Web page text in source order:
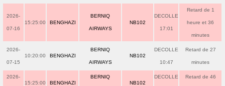
2026-
07-16
15:25:00 BENGHAZI
BERNIQ
AIRWAYS
NB102
DECOLLE
17:01
Retard de 1
heure et 36
minutes
2026-
07-15
10:20:00 BENGHAZI
BERNIQ
AIRWAYS
NB102
DECOLLE
10:47
Retard de 27
minutes
2026-
15:25:00 BENGHAZI
BERNIQ
NB102
DECOLLE Retard de 46